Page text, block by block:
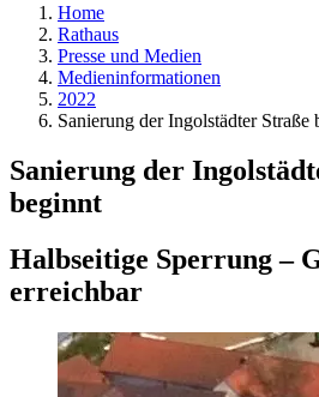
Home
Rathaus
Presse und Medien
Medieninformationen
2022
Sanierung der Ingolstädter Straße
Sanierung der
beginnt
Halbseitige Sperrung –
erreichbar